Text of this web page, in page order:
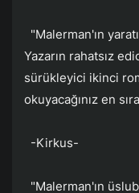
"Malerman'ın
Yazarın rahatsız
sürükleyici ikinci
okuyacağınız en
-Kirkus-
"Malerman'ın